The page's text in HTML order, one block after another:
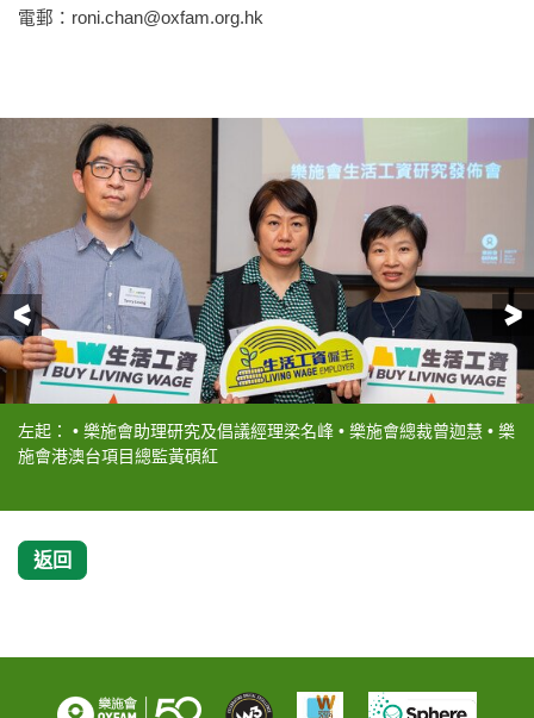
電郵： roni.chan@oxfam.org.hk
前一頁
左起： • 樂施會助理研究及倡議經理梁名峰 • 樂施會總裁曾迦慧 • 樂
施會港澳台項目總監黃碩紅
樂施會總裁曾迦慧
樂施會港澳台項目總監黃碩紅
樂施會助理研究及倡議經理梁名峰
返回